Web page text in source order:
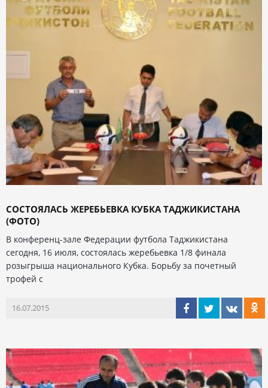
СОСТОЯЛАСЬ ЖЕРЕБЬЕВКА КУБКА ТАДЖИКИСТАНА
(ФОТО)
В конференц-зале Федерации футбола Таджикистана
сегодня, 16 июля, состоялась жеребьевка 1/8 финала
розыгрыша национального Кубка. Борьбу за почетный
трофей с
16.07.2015